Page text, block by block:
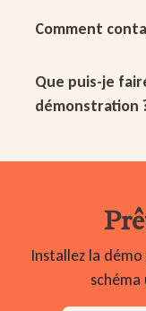
Comment
Que puis-je
démonstration
Installez la